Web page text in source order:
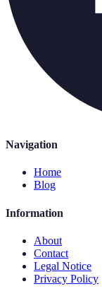
Navigation
Home
Blog
Information
About
Contact
Legal Notice
Privacy Policy